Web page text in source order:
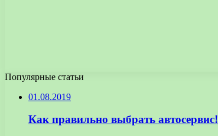
Популярные статьи
01.08.2019
Как правильно выбрать автосервис!